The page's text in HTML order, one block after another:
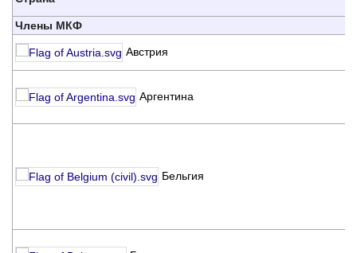
Члены МКФ
Австрия
Аргентина
Бельгия